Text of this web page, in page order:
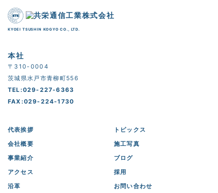
KYOEI TSUSHIN KOGYO CO., LTD.
本社
〒310-0004
茨城県水戸市青柳町556
TEL:029-227-6363
FAX:029-224-1730
代表挨拶
会社概要
事業紹介
アクセス
沿革
トピックス
施工写真
ブログ
採用
お問い合わせ